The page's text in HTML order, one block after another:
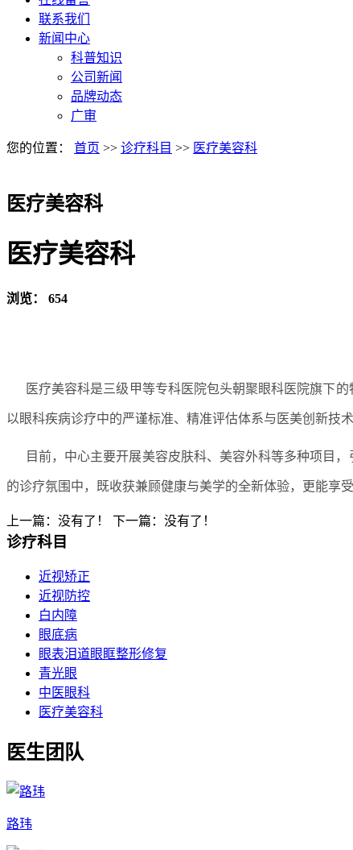
联系我们
新闻中心
科普知识
公司新闻
品牌动态
广审
您的位置： 首页 >> 诊疗科目 >> 医疗美容科
医疗美容科
医疗美容科
浏览： 654
医疗美容科是三级甲等专科医院包头朝聚眼科医院旗下
以眼科疾病诊疗中的严谨标准、精准评估体系与医美创新技
目前，中心主要开展美容皮肤科、美容外科等多种项目
的诊疗氛围中，既收获兼顾健康与美学的全新体验，更能享
上一篇：没有了！ 下一篇：没有了！
诊疗科目
近视矫正
近视防控
白内障
眼底病
眼表泪道眼眶整形修复
青光眼
中医眼科
医疗美容科
医生团队
路玮